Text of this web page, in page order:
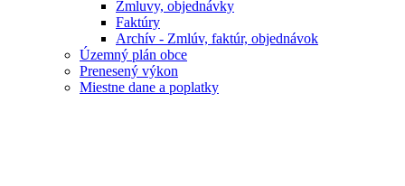
Zmluvy, objednávky
Faktúry
Archív - Zmlúv, faktúr, objednávok
Územný plán obce
Prenesený výkon
Miestne dane a poplatky